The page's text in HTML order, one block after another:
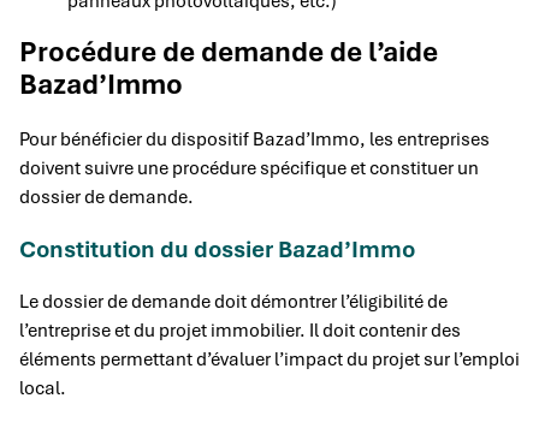
Procédure de demande de l’aide
Bazad’Immo
Pour bénéficier du dispositif Bazad’Immo, les entreprises
doivent suivre une procédure spécifique et constituer un
dossier de demande.
Constitution du dossier Bazad’Immo
Le dossier de demande doit démontrer l’éligibilité de
l’entreprise et du projet immobilier. Il doit contenir des
éléments permettant d’évaluer l’impact du projet sur l’emploi
local.